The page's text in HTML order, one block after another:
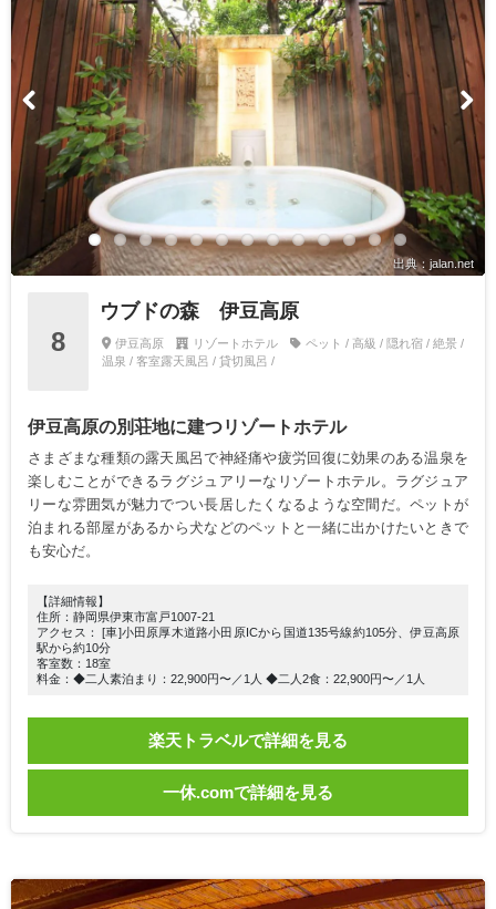
出典：jalan.net
8
ウブドの森 伊豆高原
伊豆高原 リゾートホテル
ペット / 高級 / 隠れ宿 / 絶景 /
温泉 / 客室露天風呂 / 貸切風呂 /
伊豆高原の別荘地に建つリゾートホテル
さまざまな種類の露天風呂で神経痛や疲労回復に効果のある温泉を
楽しむことができるラグジュアリーなリゾートホテル。ラグジュア
リーな雰囲気が魅力でつい長居したくなるような空間だ。ペットが
泊まれる部屋があるから犬などのペットと一緒に出かけたいときで
も安心だ。
【詳細情報】
住所：静岡県伊東市富戸1007-21
アクセス： [車]小田原厚木道路小田原ICから国道135号線約105分、伊豆高原
駅から約10分
客室数：18室
料金：◆二人素泊まり：22,900円〜／1人 ◆二人2食：22,900円〜／1人
楽天トラベルで詳細を見る
一休.comで詳細を見る